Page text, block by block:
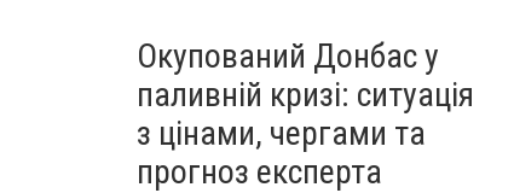
Окупований Донбас у
паливній кризі: ситуація
з цінами, чергами та
прогноз експерта